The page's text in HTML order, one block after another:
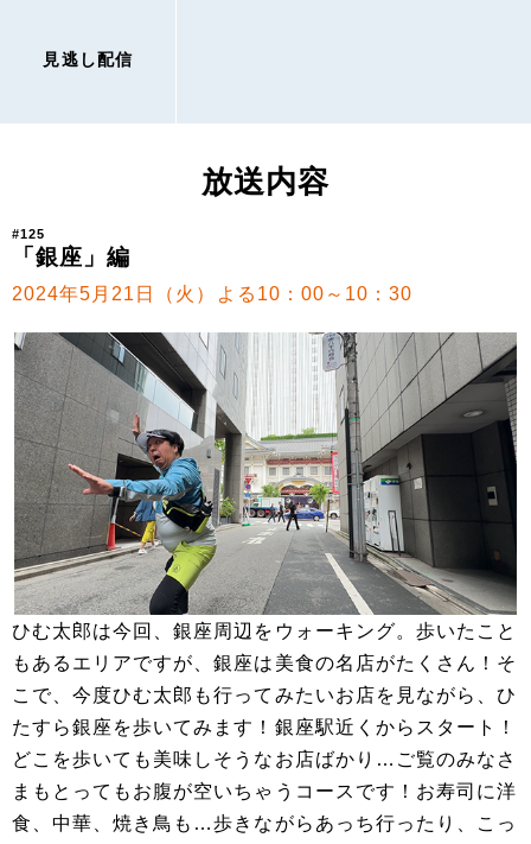
見逃し配信
放送内容
#125
「銀座」編
2024年5月21日（火）よる10：00～10：30
ひむ太郎は今回、銀座周辺をウォーキング。歩いたこと
もあるエリアですが、銀座は美食の名店がたくさん！そ
こで、今度ひむ太郎も行ってみたいお店を見ながら、ひ
たすら銀座を歩いてみます！銀座駅近くからスタート！
どこを歩いても美味しそうなお店ばかり…ご覧のみなさ
まもとってもお腹が空いちゃうコースです！お寿司に洋
食、中華、焼き鳥も…歩きながらあっち行ったり、こっ